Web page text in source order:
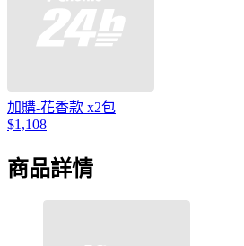
加購-花香款 x2包
$1,108
商品詳情